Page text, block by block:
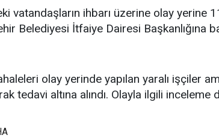
vatandaşların ihbarı üzerine olay yerine
Belediyesi İtfaiye Dairesi Başkanlığına
olay yerinde yapılan yaralı işçiler
tedavi altına alındı. Olayla ilgili inceleme